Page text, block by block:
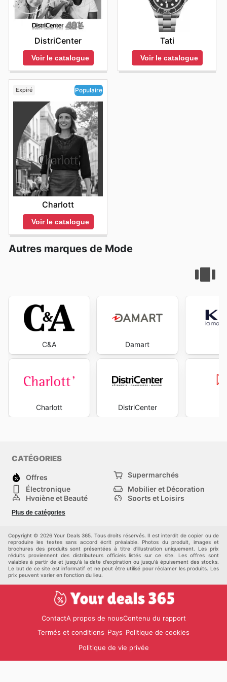
DistriCenter
Voir le catalogue
Tati
Voir le catalogue
Expiré Populaire
Charlott
Voir le catalogue
Autres marques de Mode
C&A
Charlott
Damart
DistriCenter
CATÉGORIES
Offres
Supermarchés
Électronique
Mobilier et Décoration
Hygiène et Beauté
Sports et Loisirs
Mode
Animalerie
maison
Plus de catégories
Copyright © 2026 Your Deals 365. Tous droits réservés. Il est interdit de copier ou de
reproduire les textes sans accord écrit préalable. Photos du produit, images et
brochures des produits sont présentées à titre d'illustration uniquement. Les prix
réduits proviennent des distributeurs officiels listés sur ce site. Les offres sont
valables à partir de et jusqu'à la date d'expiration ou jusqu'à épuisement des stocks.
Le but de ce site est informatif et ne peut être utilisé pour réclamer les produits. Les
prix peuvent varier en fonction du lieu.
ContactA propos de nousContenu du rapport
Termés et conditions Pays Politique de cookies
Politique de vie privée